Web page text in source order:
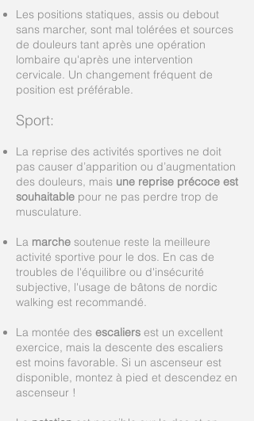
Les positions statiques, assis ou debout
sans marcher, sont mal tolérées et sources
de douleurs tant après une opération
lombaire qu'après une intervention
cervicale. Un changement fréquent de
position est préférable.
Sport:
La reprise des activités sportives ne doit
pas causer d’apparition ou d’augmentation
des douleurs, mais une reprise précoce est
souhaitable pour ne pas perdre trop de
musculature.
La marche soutenue reste la meilleure
activité sportive pour le dos. En cas de
troubles de l'équilibre ou d'insécurité
subjective, l'usage de bâtons de nordic
walking est recommandé.
La montée des escaliers est un excellent
exercice, mais la descente des escaliers
est moins favorable. Si un ascenseur est
disponible, montez à pied et descendez en
ascenseur !